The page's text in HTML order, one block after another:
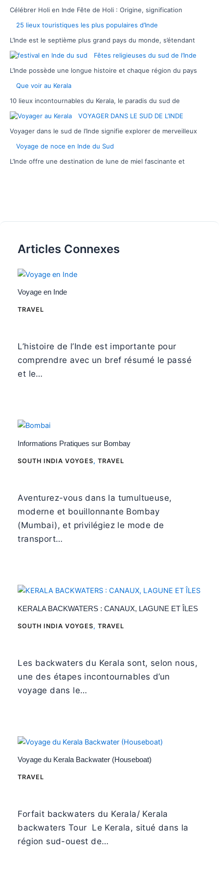
Célébrer Holi en Inde Fête de Holi : Origine, signification
25 lieux touristiques les plus populaires d’Inde
L’Inde est le septième plus grand pays du monde, s’étendant
Fêtes religieuses du sud de l’Inde
L’Inde possède une longue histoire et chaque région du pays
Que voir au Kerala
10 lieux incontournables du Kerala, le paradis du sud de
VOYAGER DANS LE SUD DE L’INDE
Voyager dans le sud de l’Inde signifie explorer de merveilleux
Voyage de noce en Inde du Sud
L’Inde offre une destination de lune de miel fascinante et
Articles Connexes
Voyage en Inde
TRAVEL
L’histoire de l’Inde est importante pour
comprendre avec un bref résumé le passé
et le…
Informations Pratiques sur Bombay
SOUTH INDIA VOYGES,TRAVEL
Aventurez-vous dans la tumultueuse,
moderne et bouillonnante Bombay
(Mumbai), et privilégiez le mode de
transport…
KERALA BACKWATERS : CANAUX, LAGUNE ET ÎLES
SOUTH INDIA VOYGES,TRAVEL
Les backwaters du Kerala sont, selon nous,
une des étapes incontournables d’un
voyage dans le…
Voyage du Kerala Backwater (Houseboat)
TRAVEL
Forfait backwaters du Kerala/ Kerala
backwaters Tour Le Kerala, situé dans la
région sud-ouest de…